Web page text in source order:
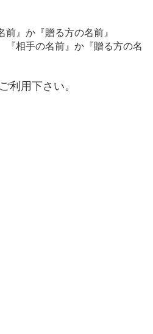
』か『贈る方の名前』
相手の名前』か『贈る方の名
用下さい。